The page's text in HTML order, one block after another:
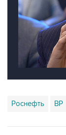
Роснефть BP